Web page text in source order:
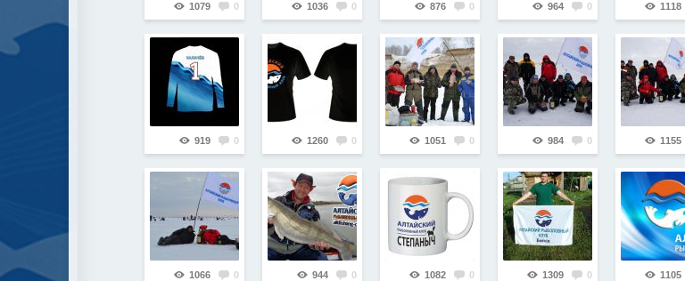
1079 0 1036 0 876 0 964 0 1118
919 0 1260 0 1051 0 984 0 1155
1066 0 944 0 1082 0 1309 0 1105